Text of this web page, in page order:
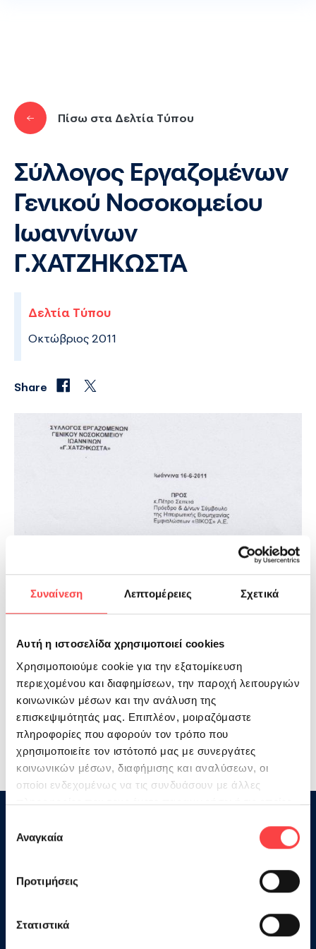
Συναίνεση Λεπτομέρειες Σχετικά
Αυτή η ιστοσελίδα χρησιμοποιεί cookies
Χρησιμοποιούμε cookie για την εξατομίκευση
περιεχομένου και διαφημίσεων, την παροχή λειτουργιών
κοινωνικών μέσων και την ανάλυση της
επισκεψιμότητάς μας. Επιπλέον, μοιραζόμαστε
πληροφορίες που αφορούν τον τρόπο που
χρησιμοποιείτε τον ιστότοπό μας με συνεργάτες
κοινωνικών μέσων, διαφήμισης και αναλύσεων, οι
οποίοι ενδεχομένως να τις συνδυάσουν με άλλες
πληροφορίες που τους έχετε παραχωρήσει ή τις οποίες
των υπηρεσιών τους.
συγκατάθεσης
Αναγκαία
Προτιμήσεις
Στατιστικά
Πίσω στα Δελτία Τύπου
Σύλλογος Εργαζομένων
Γενικού Νοσοκομείου
Ιωαννίνων
Γ.ΧΑΤΖΗΚΩΣΤΑ
Δελτία Τύπου
Οκτώβριος 2011
Share
Στην Ηπειρωτική Βιομηχανία